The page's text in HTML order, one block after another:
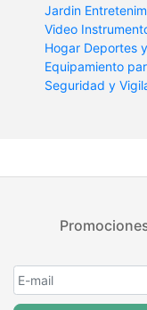
Jardin
Video
Hogar Deportes
Equipamiento
Seguridad y